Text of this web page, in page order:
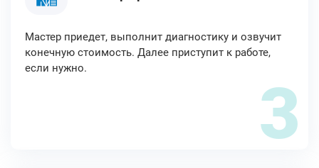
Мастер приедет, выполнит диагностику и озвучит
конечную стоимость. Далее приступит к работе,
если нужно.
3